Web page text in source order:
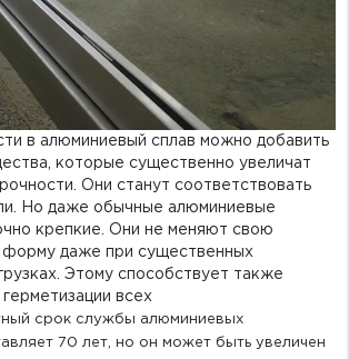
в алюминиевый сплав можно добавить
которые существенно увеличат
Они станут соответствовать
Но даже обычные алюминиевые
крепкие. Они не меняют свою
форму даже при существенных
Этому способствует также
всех
срок службы алюминиевых
70 лет, но он может быть увеличен